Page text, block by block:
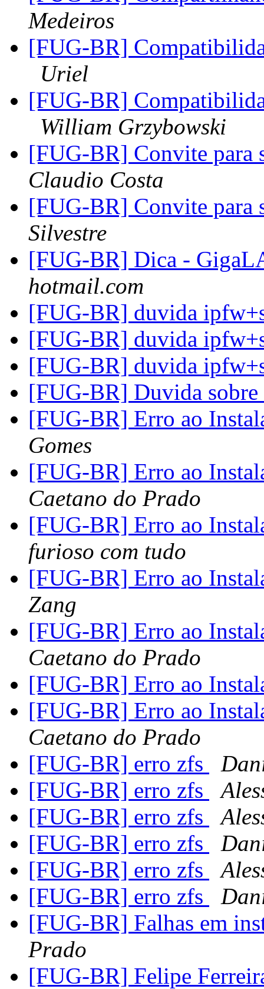
Medeiros
[FUG-BR]
Uriel
[FUG-BR]
William Grzybowski
[FUG-BR] Convite para
Claudio Costa
[FUG-BR] Convite para
Silvestre
[FUG-BR] Dica -
hotmail.com
[FUG-BR] duvida
[FUG-BR] duvida
[FUG-BR] duvida
[FUG-BR] Duvida sobre
[FUG-BR] Erro ao
Gomes
[FUG-BR] Erro ao
Caetano do Prado
[FUG-BR] Erro ao
furioso com tudo
[FUG-BR] Erro ao
Zang
[FUG-BR] Erro ao
Caetano do Prado
[FUG-BR] Erro ao
[FUG-BR] Erro ao
Caetano do Prado
[FUG-BR] erro zfs
[FUG-BR] erro zfs
[FUG-BR] erro zfs
[FUG-BR] erro zfs
[FUG-BR] erro zfs
[FUG-BR] erro zfs
[FUG-BR] Falhas em
Prado
[FUG-BR] Felipe